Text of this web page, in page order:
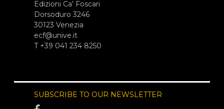
Edizioni Ca’ Foscari
Dorsoduro 3246
30123 Venezia
ecf@unive.it
T +39 041 234 8250
SUBSCRIBE TO OUR NEWSLETTER